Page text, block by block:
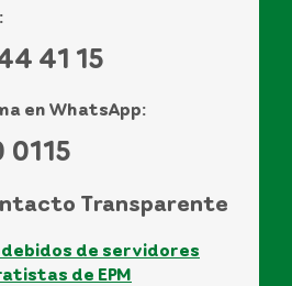
41 15
en WhatsApp:
0115
Transparente
de servidores
de EPM